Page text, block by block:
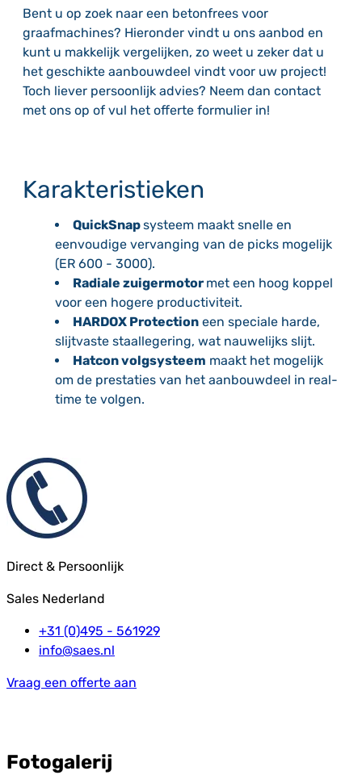
Bent u op zoek naar een betonfrees voor
graafmachines? Hieronder vindt u ons aanbod en
kunt u makkelijk vergelijken, zo weet u zeker dat u
het geschikte aanbouwdeel vindt voor uw project!
Toch liever persoonlijk advies? Neem dan contact
met ons op of vul het offerte formulier in!
Karakteristieken
QuickSnapsysteem maakt snelle en
eenvoudige vervanging van de picks mogelijk
(ER 600 - 3000).
Radiale zuigermotor met een hoog koppel
voor een hogere productiviteit.
HARDOX Protection een speciale harde,
slijtvaste staallegering, wat nauwelijks slijt.
Hatcon volgsysteem maakt het mogelijk
om de prestaties van het aanbouwdeel in real-
time te volgen.
Direct & Persoonlijk
Sales Nederland
+31 (0)495 - 561929
info@saes.nl
Vraag een offerte aan
Fotogalerij